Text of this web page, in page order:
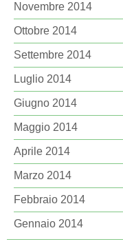
Novembre 2014
Ottobre 2014
Settembre 2014
Luglio 2014
Giugno 2014
Maggio 2014
Aprile 2014
Marzo 2014
Febbraio 2014
Gennaio 2014